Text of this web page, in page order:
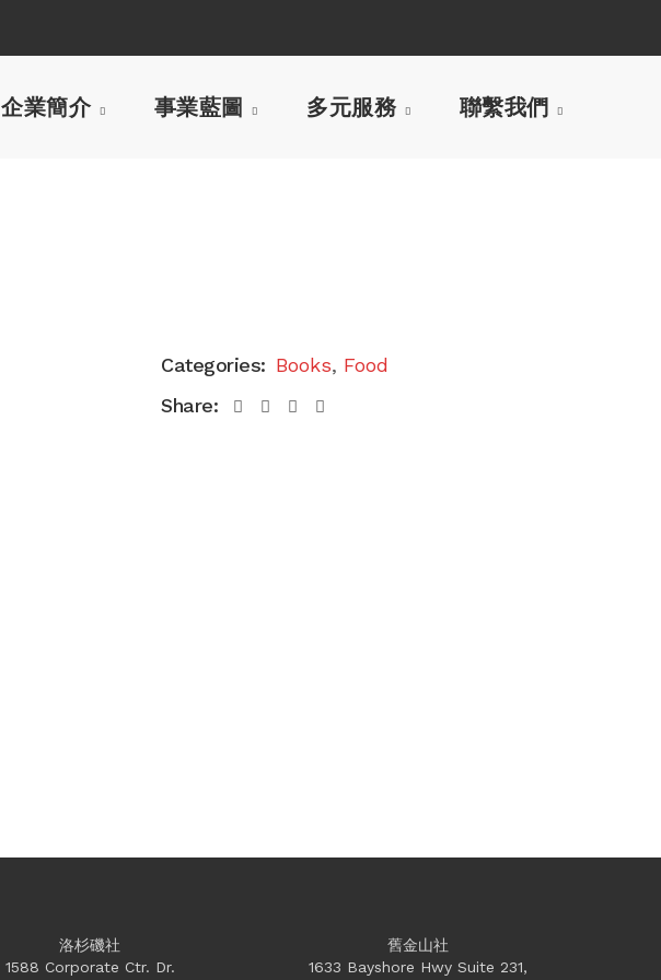
企業簡介 事業藍圖 多元服務 聯繫我們
Categories: Books, Food
Share:
洛杉磯社
1588 Corporate Ctr. Dr.
舊金山社
1633 Bayshore Hwy Suite 231,